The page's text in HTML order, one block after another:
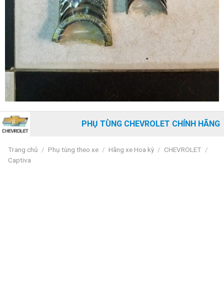
PHỤ TÙNG CHEVROLET CHÍNH HÃNG
Trang chủ / Phụ tùng theo xe / Hãng xe Hoa kỳ / CHEVROLET /
Captiva